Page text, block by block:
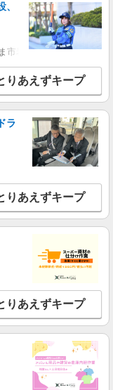
市岩槻区・久喜市・蓮田
りあえずキープ
ラ
りあえずキープ
りあえずキープ